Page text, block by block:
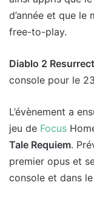
d’année et que
free-to-play.
Diablo 2
console pour le
L’évènement a
jeu de Focus
Tale Requiem.
premier opus et
console et dans